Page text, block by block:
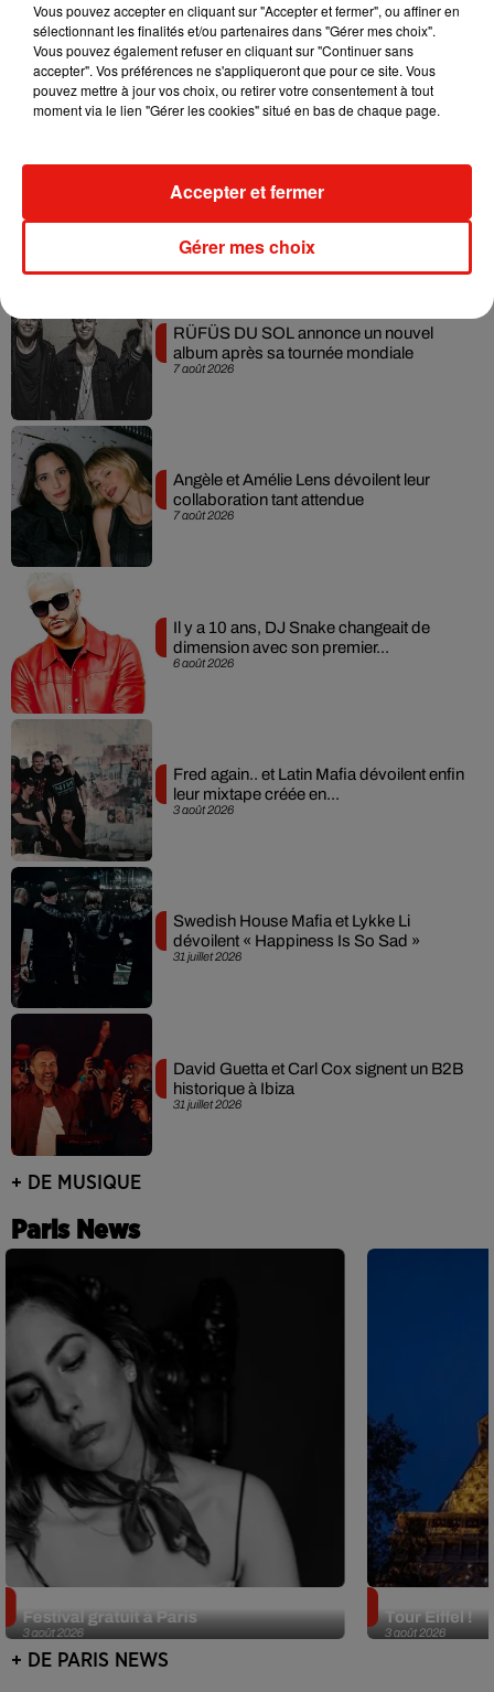
vous ? Elle n’obtiendra jamais l’aide dont elle a besoin si
nous gardons tous le silence !", a clamé la chanteuse contre
Amber Heard.
Pour l'heure, Elon Musk et Amber Heard n’ont pas commenté
7 août 2026
RÜFÜS DU SOL annonce un nouvel
album après sa tournée mondiale
7 août 2026
Angèle et Amélie Lens dévoilent leur
collaboration tant attendue
6 août 2026
Il y a 10 ans, DJ Snake changeait de
dimension avec son premier...
3 août 2026
Fred again.. et Latin Mafia dévoilent enfin
leur mixtape créée en...
31 juillet 2026
Swedish House Mafia et Lykke Li
dévoilent « Happiness Is So Sad »
31 juillet 2026
David Guetta et Carl Cox signent un B2B
historique à Ibiza
+ DE MUSIQUE
Paris News
3 août 2026
Festival gratuit à Paris
3 août 2026
Tour Eiffel !
+ DE PARIS NEWS
Vous pouvez accepter en cliquant sur "Accepter et fermer", ou affiner en
sélectionnant les finalités et/ou partenaires dans "Gérer mes choix".
Vous pouvez également refuser en cliquant sur "Continuer sans
accepter". Vos préférences ne s'appliqueront que pour ce site. Vous
pouvez mettre à jour vos choix, ou retirer votre consentement à tout
moment via le lien "Gérer les cookies" situé en bas de chaque page.
Gérer mes choix
Accepter et fermer